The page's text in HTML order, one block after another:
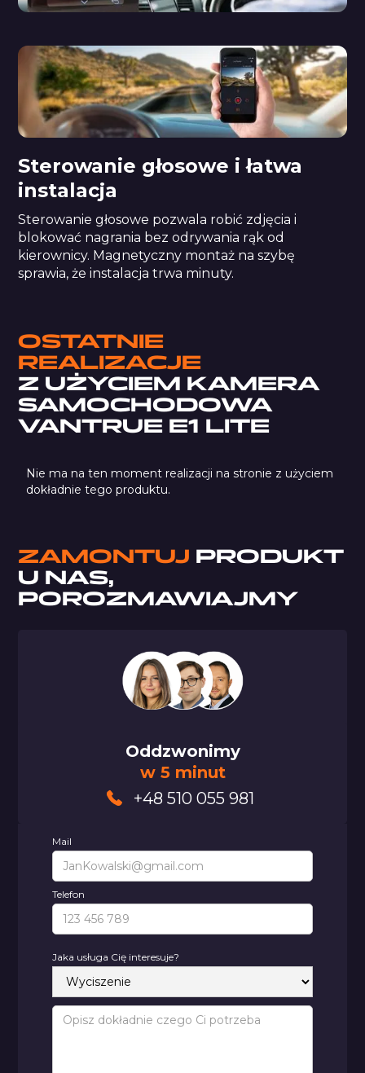
Sterowanie głosowe i łatwa
instalacja
Sterowanie głosowe pozwala robić zdjęcia i
blokować nagrania bez odrywania rąk od
kierownicy. Magnetyczny montaż na szybę
sprawia, że instalacja trwa minuty.
OSTATNIE
REALIZACJE
Z UŻYCIEM KAMERA
SAMOCHODOWA
VANTRUE E1 LITE
Nie ma na ten moment realizacji na stronie z użyciem
dokładnie tego produktu.
ZAMONTUJ PRODUKT
U NAS,
POROZMAWIAJMY
Oddzwonimy
w 5 minut
+48 510 055 981
Mail
Telefon
Jaka usługa Cię interesuje?